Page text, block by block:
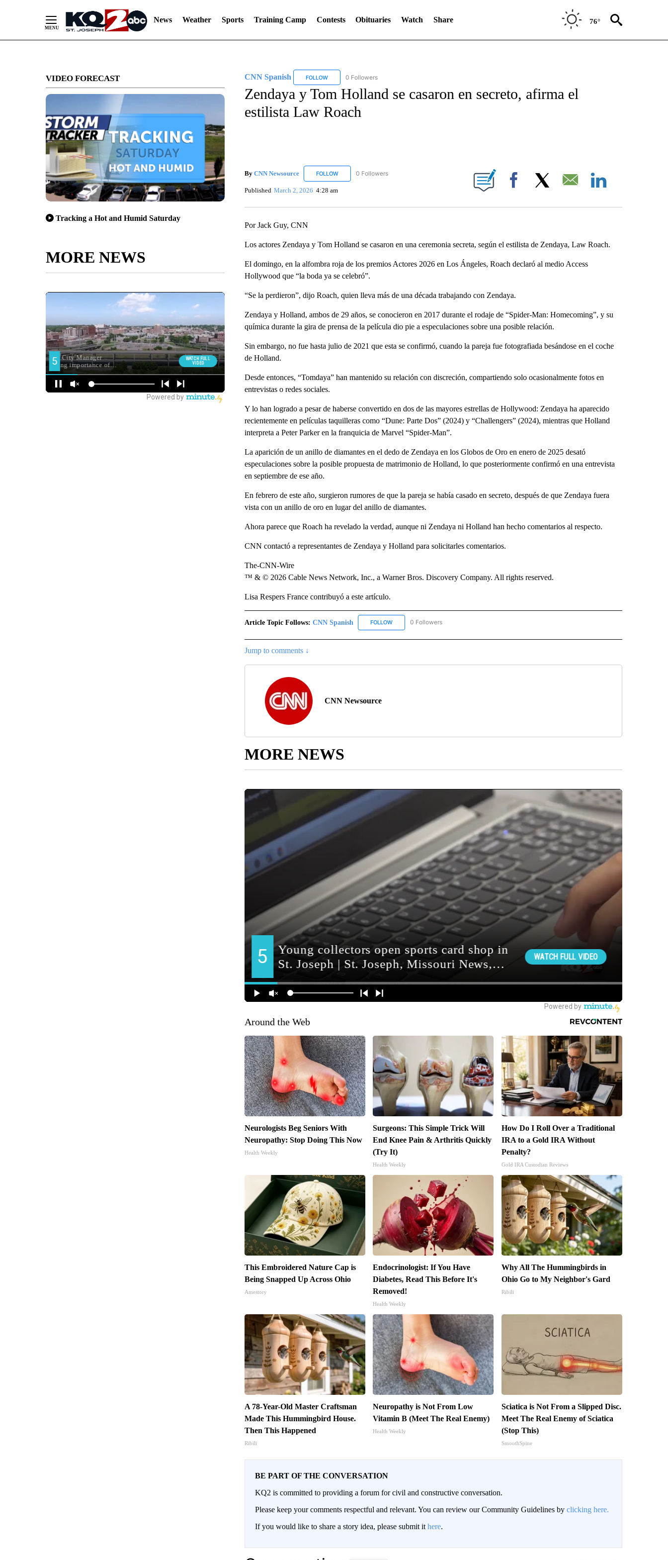
News Weather Sports Training Camp Contests Obituaries Watch Share 76°
VIDEO FORECAST
Tracking a Hot and Humid Saturday
MORE NEWS
CNN Spanish FOLLOWFOLLOW "CNN SPANISH" TO RECEIVE NOTIFICATIONS ABOUT NEW PAGES ON "CNN SPANISH".
0 Followers
Zendaya y Tom Holland se casaron en secreto, afirma el
estilista Law Roach
By CNN Newsource FOLLOWFOLLOW "CNN NEWSOURCE" TO RECEIVE NOTIFICATIONS ABOUT NEW PAGES ON "CNN NEWSOURCE".
0 Followers
Published March 2, 2026 4:28 am Facebook Email
Por Jack Guy, CNN
Los actores Zendaya y Tom Holland se casaron en una ceremonia secreta, según el estilista de Zendaya, Law Roach.
El domingo, en la alfombra roja de los premios Actores 2026 en Los Ángeles, Roach declaró al medio Access
Hollywood que “la boda ya se celebró”.
“Se la perdieron”, dijo Roach, quien lleva más de una década trabajando con Zendaya.
Zendaya y Holland, ambos de 29 años, se conocieron en 2017 durante el rodaje de “Spider-Man: Homecoming”, y su
química durante la gira de prensa de la película dio pie a especulaciones sobre una posible relación.
Sin embargo, no fue hasta julio de 2021 que esta se confirmó, cuando la pareja fue fotografiada besándose en el coche
de Holland.
Desde entonces, “Tomdaya” han mantenido su relación con discreción, compartiendo solo ocasionalmente fotos en
entrevistas o redes sociales.
Y lo han logrado a pesar de haberse convertido en dos de las mayores estrellas de Hollywood: Zendaya ha aparecido
recientemente en películas taquilleras como “Dune: Parte Dos” (2024) y “Challengers” (2024), mientras que Holland
interpreta a Peter Parker en la franquicia de Marvel “Spider-Man”.
La aparición de un anillo de diamantes en el dedo de Zendaya en los Globos de Oro en enero de 2025 desató
especulaciones sobre la posible propuesta de matrimonio de Holland, lo que posteriormente confirmó en una entrevista
en septiembre de ese año.
En febrero de este año, surgieron rumores de que la pareja se había casado en secreto, después de que Zendaya fuera
vista con un anillo de oro en lugar del anillo de diamantes.
Ahora parece que Roach ha revelado la verdad, aunque ni Zendaya ni Holland han hecho comentarios al respecto.
CNN contactó a representantes de Zendaya y Holland para solicitarles comentarios.
The-CNN-Wire
™ & © 2026 Cable News Network, Inc., a Warner Bros. Discovery Company. All rights reserved.
Lisa Respers France contribuyó a este artículo.
Article Topic Follows: CNN Spanish FOLLOWFOLLOW "CNN SPANISH" TO RECEIVE NOTIFICATIONS ABOUT NEW PAGES ON "CNN SPANISH".
0 Followers
Jump to comments ↓
CNN Newsource
MORE NEWS
Around the Web
Neurologists Beg Seniors With
Neuropathy: Stop Doing This Now
Health Weekly
Surgeons: This Simple Trick Will
End Knee Pain & Arthritis Quickly
(Try It)
Health Weekly
How Do I Roll Over a Traditional
IRA to a Gold IRA Without
Penalty?
Gold IRA Custodian Reviews
This Embroidered Nature Cap is
Being Snapped Up Across Ohio
Amestory
Endocrinologist: If You Have
Diabetes, Read This Before It's
Removed!
Health Weekly
Why All The Hummingbirds in
Ohio Go to My Neighbor's Gard
Ribili
A 78-Year-Old Master Craftsman
Made This Hummingbird House.
Then This Happened
Ribili
Neuropathy is Not From Low
Vitamin B (Meet The Real Enemy)
Health Weekly
Sciatica is Not From a Slipped Disc.
Meet The Real Enemy of Sciatica
(Stop This)
SmoothSpine
BE PART OF THE CONVERSATION
KQ2 is committed to providing a forum for civil and constructive conversation.
Please keep your comments respectful and relevant. You can review our Community Guidelines by clicking here.
If you would like to share a story idea, please submit it here.